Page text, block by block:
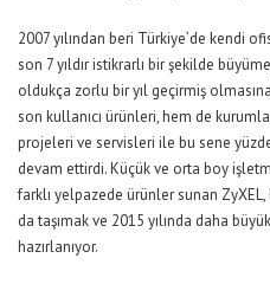
2007 yılından beri Türkiye’de kendi
son 7 yıldır istikrarlı bir şekilde
oldukça zorlu bir yıl geçirmiş
son kullanıcı ürünleri, hem de
projeleri ve servisleri ile bu sene
devam ettirdi. Küçük ve orta boy
farklı yelpazede ürünler sunan
da taşımak ve 2015 yılında daha
hazırlanıyor.